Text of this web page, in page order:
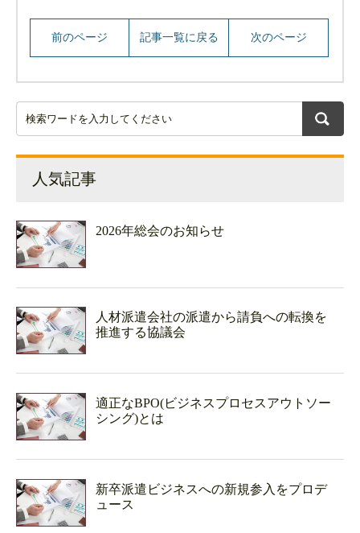
前のページ 記事一覧に戻る 次のページ
人気記事
2026年総会のお知らせ
人材派遣会社の派遣から請負への転換を
推進する協議会
適正なBPO(ビジネスプロセスアウトソー
シング)とは
新卒派遣ビジネスへの新規参入をプロデ
ュース